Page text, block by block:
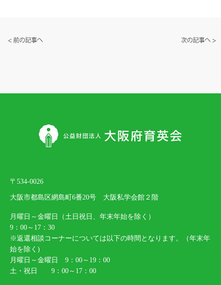
< 前の記事へ 次の記事へ >
〒534-0026
大阪市都島区網島町6番20号 大阪私学会館２階
月曜日～金曜日（土日祝日、年末年始を除く）
9：00～17：30
※返還相談コーナーについては以下の時間となります。（年末年
始を除く)
月曜日～金曜日 9：00～19：00
土・祝日 9：00～17：00